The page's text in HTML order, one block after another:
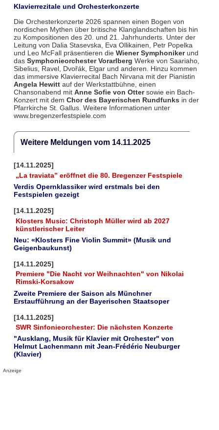
Klavierrezitale und Orchesterkonzerte
Die Orchesterkonzerte 2026 spannen einen Bogen von
nordischen Mythen über britische Klanglandschaften bis hin
zu Kompositionen des 20. und 21. Jahrhunderts. Unter der
Leitung von Dalia Stasevska, Eva Ollikainen, Petr Popelka
und Leo McFall präsentieren die Wiener Symphonikerund
das Symphonieorchester Vorarlberg Werke von Saariaho,
Sibelius, Ravel, Dvořák, Elgar und anderen. Hinzu kommen
das immersive Klavierrecital Bach Nirvana mit der Pianistin
Angela Hewittauf der Werkstattbühne, einen
Chansonabend mit Anne Sofie von Ottersowie ein Bach-
Konzert mit dem Chor des Bayerischen Rundfunks in der
Pfarrkirche St. Gallus. Weitere Informationen unter
www.bregenzerfestspiele.com
Weitere Meldungen vom 14.11.2025
[14.11.2025]
„La traviata” eröffnet die 80. Bregenzer Festspiele
Verdis Opernklassiker wird erstmals bei den
Festspielen gezeigt
[14.11.2025]
Klosters Music: Christoph Müller wird ab 2027
künstlerischer Leiter
Neu: «Klosters Fine Violin Summit» (Musik und
Geigenbaukunst)
[14.11.2025]
Premiere "Die Nacht vor Weihnachten" von Nikolai
Rimski-Korsakow
Zweite Premiere der Saison als Münchner
Erstaufführung an der Bayerischen Staatsoper
[14.11.2025]
SWR Sinfonieorchester: Die nächsten Konzerte
"Ausklang, Musik für Klavier mit Orchester" von
Helmut Lachenmann mit Jean-Frédéric Neuburger
(Klavier)
Anzeige